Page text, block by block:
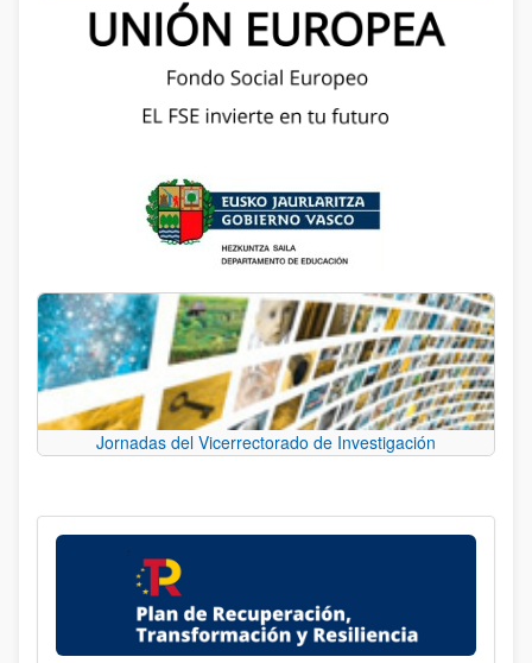
Jornadas del Vicerrectorado de Investigación